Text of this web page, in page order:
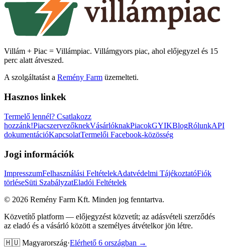
Villám + Piac = Villámpiac. Villámgyors piac, ahol előjegyzel és 15
perc alatt átveszed.
A szolgáltatást a Remény Farm üzemelteti.
Hasznos linkek
Termelő lennél? Csatlakozz
hozzánk!PiacszervezőknekVásárlóknakPiacokGYIKBlogRólunkAPI
dokumentációKapcsolatTermelői Facebook-közösség
Jogi információk
ImpresszumFelhasználási FeltételekAdatvédelmi TájékoztatóFiók
törléseSüti SzabályzatEladói Feltételek
© 2026 Remény Farm Kft. Minden jog fenntartva.
Közvetítő platform — előjegyzést közvetít; az adásvételi szerződés
az eladó és a vásárló között a személyes átvételkor jön létre.
🇭🇺 Magyarország·Elérhető 6 országban →